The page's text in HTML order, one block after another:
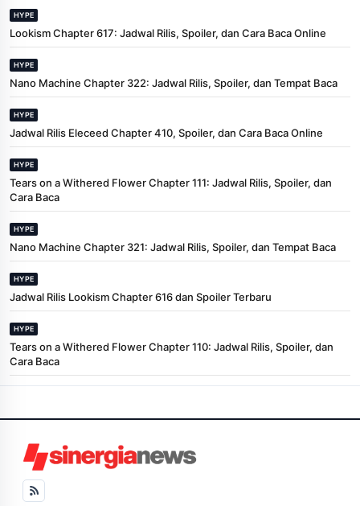
HYPE
Lookism Chapter 617: Jadwal Rilis, Spoiler, dan Cara Baca Online
HYPE
Nano Machine Chapter 322: Jadwal Rilis, Spoiler, dan Tempat Baca
HYPE
Jadwal Rilis Eleceed Chapter 410, Spoiler, dan Cara Baca Online
HYPE
Tears on a Withered Flower Chapter 111: Jadwal Rilis, Spoiler, dan
Cara Baca
HYPE
Nano Machine Chapter 321: Jadwal Rilis, Spoiler, dan Tempat Baca
HYPE
Jadwal Rilis Lookism Chapter 616 dan Spoiler Terbaru
HYPE
Tears on a Withered Flower Chapter 110: Jadwal Rilis, Spoiler, dan
Cara Baca